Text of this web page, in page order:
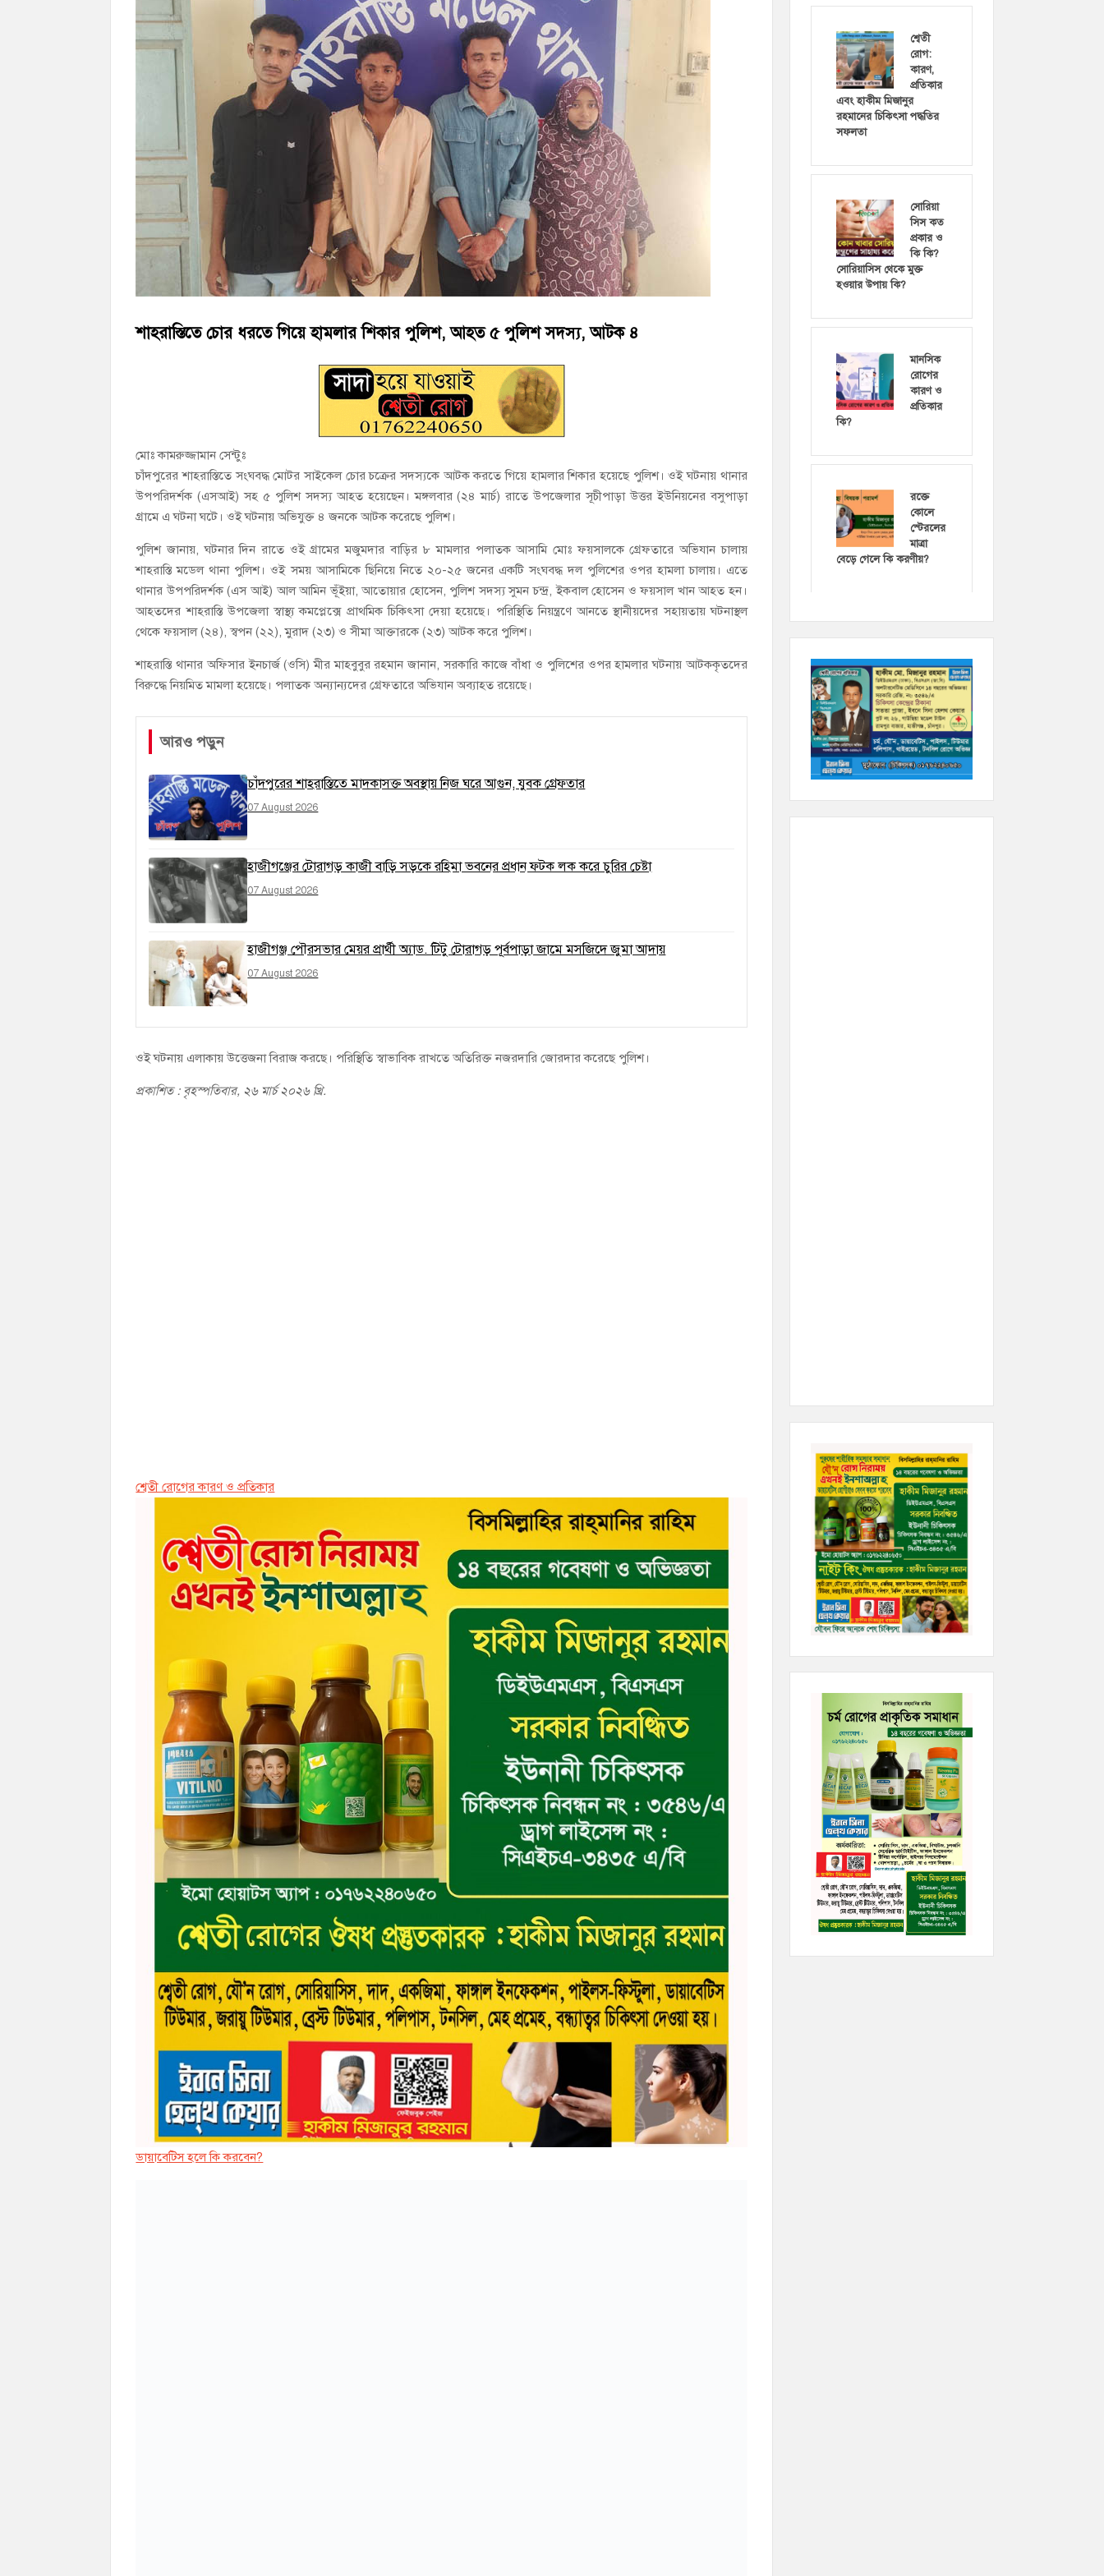
‘জনগণের ভোটে নির্বাচিত হয়ে ফরিদগঞ্জের উন্নয়নে কাজ করছি’ : আলহাজ্ব এমএ হান্নান এমপি
নৌ পুলিশ ফাঁড়ির নাকের ডগায় কারেন্ট জালের দাপট, মতলবে প্রকাশ্যে নিষিদ্ধ জাল মেরামত ও মাছ শিকার
শাহরাস্তিতে চোর ধরতে গিয়ে হামলার শিকার পুলিশ, আহত ৫ পুলিশ সদস্য, আটক ৪
মোঃ কামরুজ্জামান সেন্টুঃ
চাঁদপুরের শাহরাস্তিতে সংঘবদ্ধ মোটর সাইকেল চোর চক্রের সদস্যকে আটক করতে গিয়ে হামলার শিকার হয়েছে পুলিশ। ওই ঘটনায় থানার
উপপরিদর্শক (এসআই) সহ ৫ পুলিশ সদস্য আহত হয়েছেন। মঙ্গলবার (২৪ মার্চ) রাতে উপজেলার সূচীপাড়া উত্তর ইউনিয়নের বসুপাড়া
গ্রামে এ ঘটনা ঘটে। ওই ঘটনায় অভিযুক্ত ৪ জনকে আটক করেছে পুলিশ।
পুলিশ জানায়, ঘটনার দিন রাতে ওই গ্রামের মজুমদার বাড়ির ৮ মামলার পলাতক আসামি মোঃ ফয়সালকে গ্রেফতারে অভিযান চালায়
শাহরাস্তি মডেল থানা পুলিশ। ওই সময় আসামিকে ছিনিয়ে নিতে ২০-২৫ জনের একটি সংঘবদ্ধ দল পুলিশের ওপর হামলা চালায়। এতে
থানার উপপরিদর্শক (এস আই) আল আমিন ভূঁইয়া, আতোয়ার হোসেন, পুলিশ সদস্য সুমন চন্দ্র, ইকবাল হোসেন ও ফয়সাল খান আহত হন।
আহতদের শাহরাস্তি উপজেলা স্বাস্থ্য কমপ্লেক্সে প্রাথমিক চিকিৎসা দেয়া হয়েছে। পরিস্থিতি নিয়ন্ত্রণে আনতে স্থানীয়দের সহায়তায় ঘটনাস্থল
থেকে ফয়সাল (২৪), স্বপন (২২), মুরাদ (২৩) ও সীমা আক্তারকে (২৩) আটক করে পুলিশ।
শাহরাস্তি থানার অফিসার ইনচার্জ (ওসি) মীর মাহবুবুর রহমান জানান, সরকারি কাজে বাঁধা ও পুলিশের ওপর হামলার ঘটনায় আটককৃতদের
বিরুদ্ধে নিয়মিত মামলা হয়েছে। পলাতক অন্যান্যদের গ্রেফতারে অভিযান অব্যাহত রয়েছে।
আরও পড়ুন
চাঁদপুরের শাহরাস্তিতে মাদকাসক্ত অবস্থায় নিজ ঘরে আগুন, যুবক গ্রেফতার
07 August 2026
হাজীগঞ্জের টোরাগড় কাজী বাড়ি সড়কে রহিমা ভবনের প্রধান ফটক লক করে চুরির চেষ্টা
07 August 2026
হাজীগঞ্জ পৌরসভার মেয়র প্রার্থী অ্যাড. টিটু টোরাগড় পূর্বপাড়া জামে মসজিদে জুমা আদায়
07 August 2026
ওই ঘটনায় এলাকায় উত্তেজনা বিরাজ করছে। পরিস্থিতি স্বাভাবিক রাখতে অতিরিক্ত নজরদারি জোরদার করেছে পুলিশ।
প্রকাশিত : বৃহস্পতিবার, ২৬ মার্চ ২০২৬ খ্রি.
শ্বেতী রোগের কারণ ও প্রতিকার
ডায়াবেট্সি হলে কি করবেন?
শ্বেতী
রোগ:
কারণ,
প্রতিকার
এবং হাকীম মিজানুর
রহমানের চিকিৎসা পদ্ধতির
সফলতা
সোরিয়া
সিস কত
প্রকার ও
কি কি?
সোরিয়াসিস থেকে মুক্ত
হওয়ার উপায় কি?
মানসিক
রোগের
কারণ ও
প্রতিকার
কি?
রক্তে
কোলে
স্টেরলের
মাত্রা
বেড়ে গেলে কি করণীয়?